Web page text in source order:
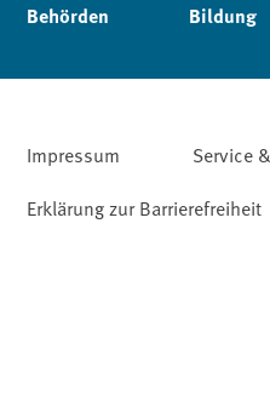
Behörden Bildung
Impressum Service
Erklärung zur Barrierefreiheit